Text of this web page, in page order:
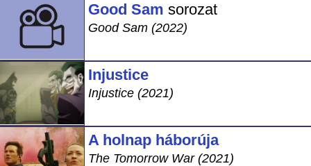
Good Sam sorozat
Good Sam (2022)
Injustice
Injustice (2021)
A holnap háborúja
The Tomorrow War (2021)